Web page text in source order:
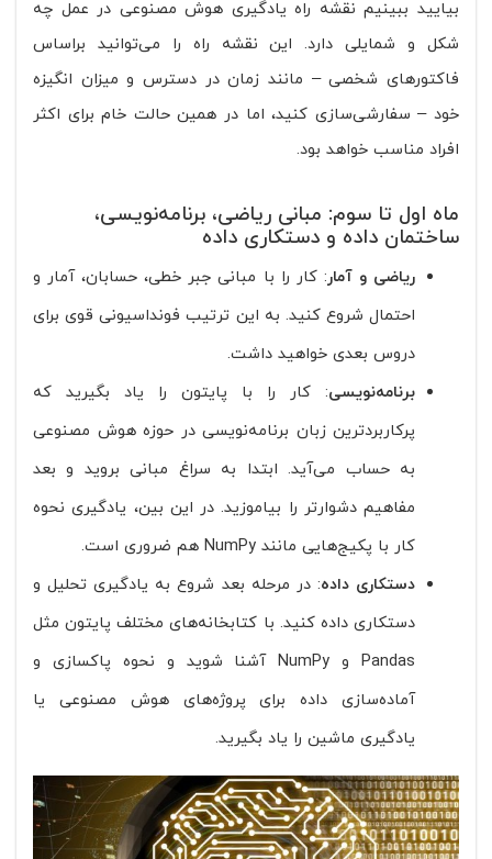
بیایید ببینیم نقشه راه یادگیری هوش مصنوعی در عمل چه
شکل و شمایلی دارد. این نقشه راه را می‌توانید براساس
فاکتورهای شخصی – مانند زمان در دسترس و میزان انگیزه
خود – سفارشی‌سازی کنید، اما در همین حالت خام برای اکثر
افراد مناسب خواهد بود.
ماه اول تا سوم: مبانی ریاضی، برنامه‌نویسی،
ساختمان داده و دستکاری داده
ریاضی و آمار: کار را با مبانی جبر خطی، حسابان، آمار و
احتمال شروع کنید. به این ترتیب فونداسیونی قوی برای
دروس بعدی خواهید داشت.
برنامه‌نویسی: کار را با پایتون را یاد بگیرید که
پرکاربردترین زبان برنامه‌نویسی در حوزه هوش مصنوعی
به حساب می‌آید. ابتدا به سراغ مبانی بروید و بعد
مفاهیم دشوارتر را بیاموزید. در این بین، یادگیری نحوه
کار با پکیج‌هایی مانند NumPy هم ضروری است.
دستکاری داده: در مرحله بعد شروع به یادگیری تحلیل و
دستکاری داده کنید. با کتابخانه‌های مختلف پایتون مثل
Pandas و NumPy آشنا شوید و نحوه پاکسازی و
آماده‌سازی داده برای پروژه‌های هوش مصنوعی یا
یادگیری ماشین را یاد بگیرید.